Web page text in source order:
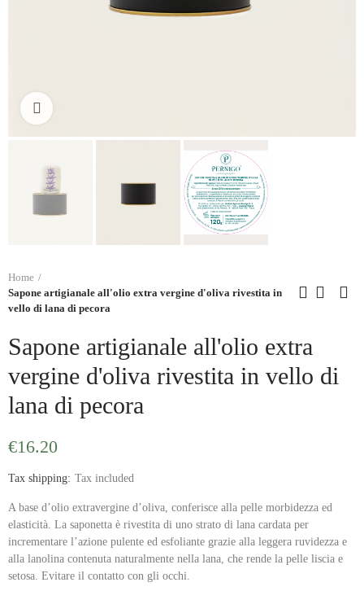
Home
Sapone artigianale all'olio extra vergine d'oliva rivestita in
vello di lana di pecora
Sapone artigianale all'olio extra
vergine d'oliva rivestita in vello di
lana di pecora
€16.20
Tax shipping Tax included
A base d’olio extravergine d’oliva, conferisce alla pelle morbidezza ed
elasticità. La saponetta è rivestita di uno strato di lana cardata per
incrementare l’azione pulente ed esfoliante grazie alla leggera ruvidezza e
alla lanolina contenuta naturalmente nella lana, che rende la pelle liscia e
setosa. Evitare il contatto con gli occhi.